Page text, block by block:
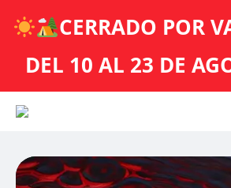
CERRADO POR
DEL 10 AL 23 DE